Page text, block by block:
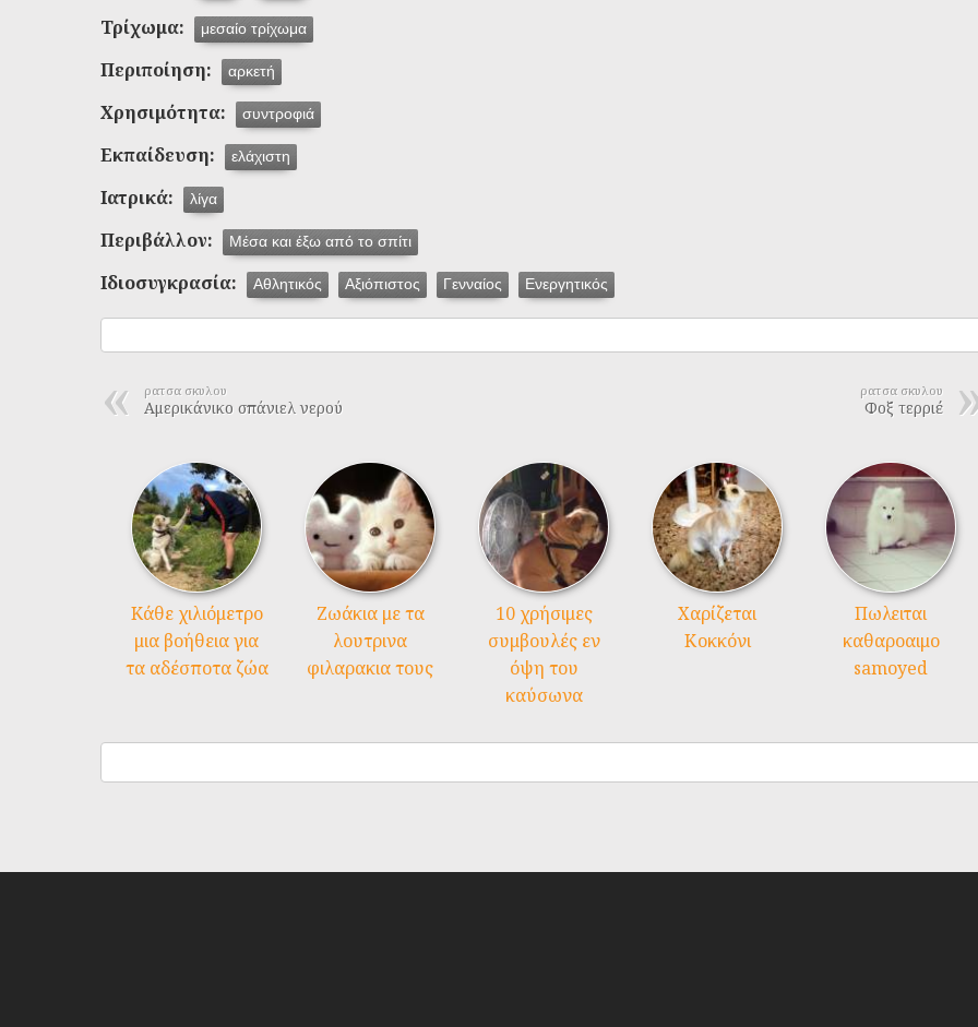
Τρίχωμα: μεσαίο τρίχωμα
Περιποίηση: αρκετή
Χρησιμότητα: συντροφιά
Εκπαίδευση: ελάχιστη
Ιατρικά: λίγα
Περιβάλλον: Μέσα και έξω από το σπίτι
Ιδιοσυγκρασία: Αθλητικός Αξιόπιστος Γενναίος Ενεργητικός
ρατσα σκυλου
Φοξ τερριέ
ρατσα σκυλου
Αμερικάνικο σπάνιελ νερού
Kάθε χιλιόμετρο
μια βοήθεια για
τα αδέσποτα ζώα
Ζωάκια με τα
λουτρινα
φιλαρακια τους
10 χρήσιμες
συμβουλές εν
όψη του
καύσωνα
Χαρίζεται
Κοκκόνι
Πωλειται
καθαροαιμο
samoyed